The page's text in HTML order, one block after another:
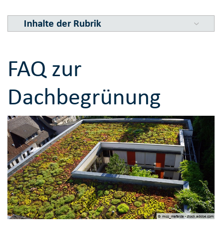
Inhalte der Rubrik
FAQ zur
Dachbegrünung
© miss_mafalda - stock.adobe.com